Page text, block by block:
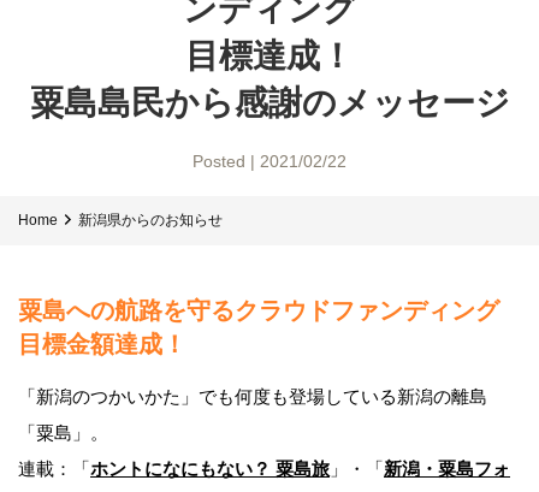
ンディング
目標達成！
粟島島民から感謝のメッセージ
Posted | 2021/02/22
Home 新潟県からのお知らせ
粟島への航路を守るクラウドファンディング
目標金額達成！
「新潟のつかいかた」でも何度も登場している新潟の離島
「粟島」。
連載：「ホントになにもない？ 粟島旅 」・「新潟・粟島フォ